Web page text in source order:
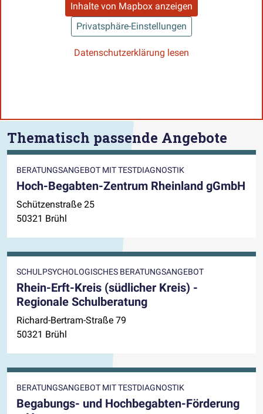
Inhalte von Mapbox anzeigen
Privatsphäre-Einstellungen
Datenschutzerklärung lesen
Thematisch passende Angebote
BERATUNGSANGEBOT MIT TESTDIAGNOSTIK
Hoch-Begabten-Zentrum Rheinland gGmbH
Schützenstraße 25
50321 Brühl
SCHULPSYCHOLOGISCHES BERATUNGSANGEBOT
Rhein-Erft-Kreis (südlicher Kreis) -
Regionale Schulberatung
Richard-Bertram-Straße 79
50321 Brühl
BERATUNGSANGEBOT MIT TESTDIAGNOSTIK
Begabungs- und Hochbegabten-Förderung